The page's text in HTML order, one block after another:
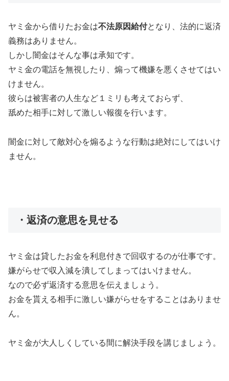
ヤミ金から借りたお金は不法原因給付となり、法的に返済
義務はありません。
しかし闇金はそんな事は承知です。
ヤミ金の電話を無視したり、煽って機嫌を悪くさせてはい
けません。
彼らは被害者の人生など１ミリも考えておらず、
舐めた相手に対して激しい報復を行います。
闇金に対して敵対心を煽るような行動は絶対にしてはいけ
ません。
・返済の意思を見せる
ヤミ金は貸したお金を利息付きで回収するのが仕事です。
嫌がらせで収入減を潰してしまってはいけません。
なので必ず返済する意思を伝えましょう。
お金を貰える相手に激しい嫌がらせをすることはありませ
ん。
ヤミ金が大人しくしている間に解決手段を講じましょう。